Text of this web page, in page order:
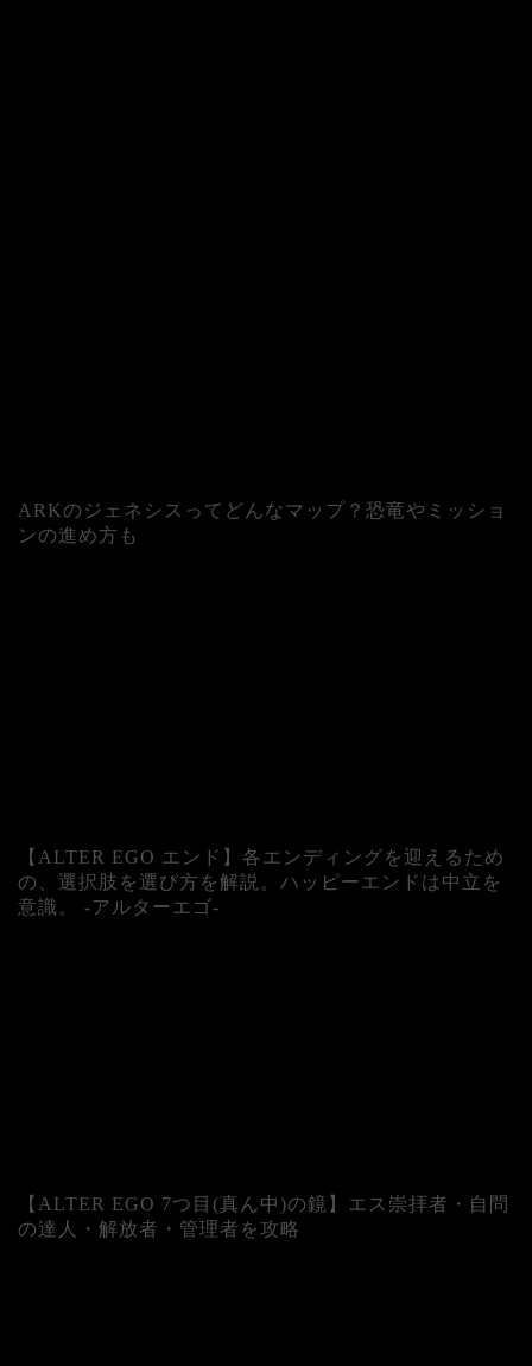
ARKのジェネシスってどんなマップ？恐竜やミッショ
ンの進め方も
【ALTER EGO エンド】各エンディングを迎えるため
の、選択肢を選び方を解説。ハッピーエンドは中立を
意識。 -アルターエゴ-
【ALTER EGO 7つ目(真ん中)の鏡】エス崇拝者・自問
の達人・解放者・管理者を攻略